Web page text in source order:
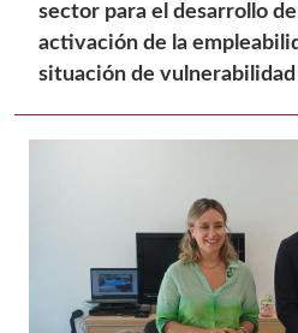
sector para el desarrollo
activación de la
situación de